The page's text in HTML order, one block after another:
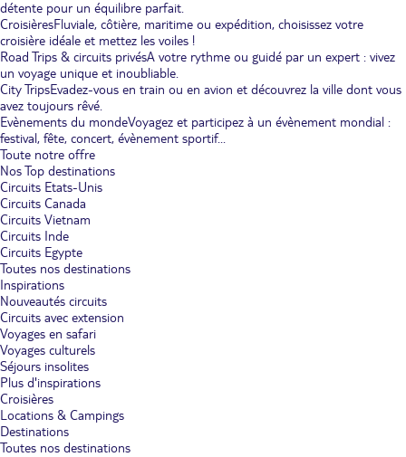
détente pour un équilibre parfait.
CroisièresFluviale, côtière, maritime ou expédition, choisissez votre
croisière idéale et mettez les voiles !
Road Trips & circuits privésA votre rythme ou guidé par un expert : vivez
un voyage unique et inoubliable.
City TripsEvadez-vous en train ou en avion et découvrez la ville dont vous
avez toujours rêvé.
Evènements du mondeVoyagez et participez à un évènement mondial :
festival, fête, concert, évènement sportif...
Toute notre offre
Nos Top destinations
Circuits Etats-Unis
Circuits Canada
Circuits Vietnam
Circuits Inde
Circuits Egypte
Toutes nos destinations
Inspirations
Nouveautés circuits
Circuits avec extension
Voyages en safari
Voyages culturels
Séjours insolites
Plus d'inspirations
Croisières
Locations & Campings
Destinations
Toutes nos destinations